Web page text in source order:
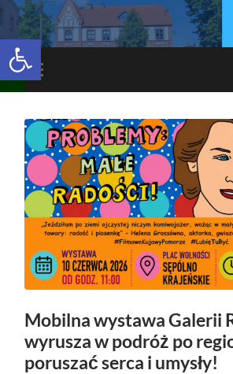
Open toolbar
Toggle
mobile
Mobilna wystawa Galerii
wyrusza w podróż po
poruszać serca i umysły!